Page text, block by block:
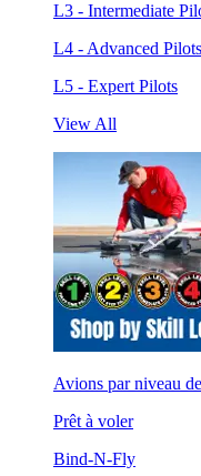
L3 - Intermediate
L4 - Advanced Pilots
L5 - Expert Pilots
View All
Avions par niveau
Prêt à voler
Bind-N-Fly